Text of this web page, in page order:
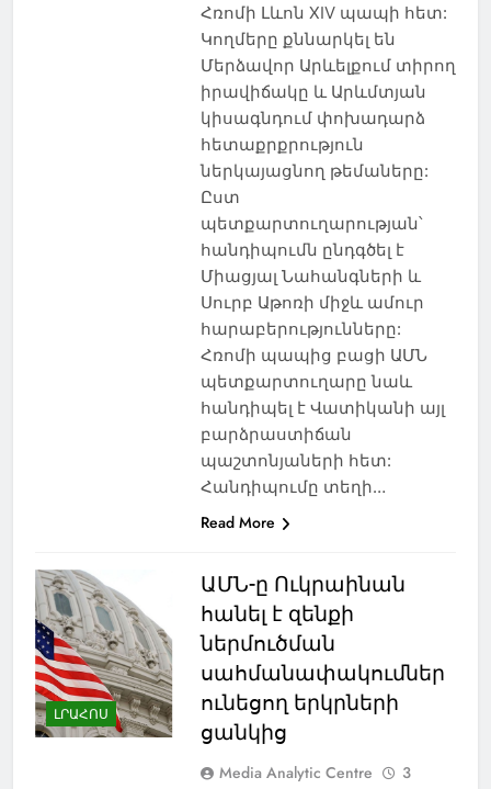
Հռոմի Լևոն XIV պապի հետ:
Կողմերը քննարկել են
Մերձավոր Արևելքում տիրող
իրավիճակը և Արևմտյան
կիսագնդում փոխադարձ
հետաքրքրություն
ներկայացնող թեմաները:
Ըստ
պետքարտուղարության՝
հանդիպումն ընդգծել է
Միացյալ Նահանգների և
Սուրբ Աթոռի միջև ամուր
հարաբերությունները:
Հռոմի պապից բացի ԱՄՆ
պետքարտուղարը նաև
հանդիպել է Վատիկանի այլ
բարձրաստիճան
պաշտոնյաների հետ:
Հանդիպումը տեղի…
Read More
ԼՐԱՀՈՍ
ԱՄՆ-ը Ուկրաինան
հանել է զենքի
ներմուծման
սահմանափակումներ
ունեցող երկրների
ցանկից
Media Analytic Centre
3